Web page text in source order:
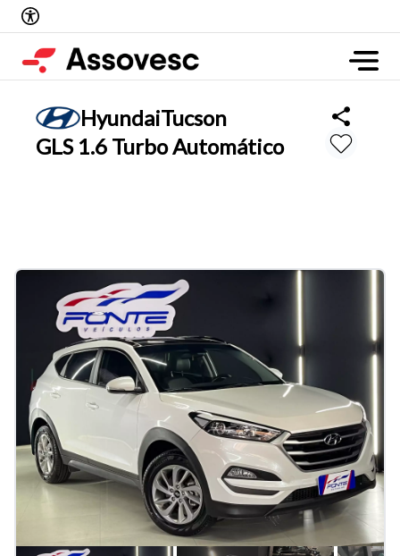
HyundaiTucson
GLS 1.6 Turbo Automático